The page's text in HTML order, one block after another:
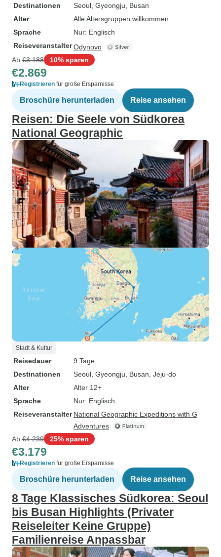
Destinationen
Seoul , Gyeongju , Busan
Alter
Alle Altersgruppen willkommen
Sprache
Nur: Englisch
ReiseveranstalterOdynovo
Ab €3.188 10% sparen
€2.869
Registrieren für große Ersparnisse
Broschüre herunterladen Reise ansehen
Reisen: Die Seele von Südkorea
National Geographic
Stadt & Kultur
Reisedauer
9 Tage
Destinationen
Seoul , Gyeongju , Busan , Jeju-do
Alter
Alter 12+
Sprache
Nur: Englisch
Reiseveranstalter National Geographic Expeditions with G
Adventures
Ab €4.239 25% sparen
€3.179
Registrieren für große Ersparnisse
Broschüre herunterladen Reise ansehen
8 Tage Klassisches Südkorea: Seoul
bis Busan Highlights (Privater
Reiseleiter Keine Gruppe)
Familienreise Anpassbar